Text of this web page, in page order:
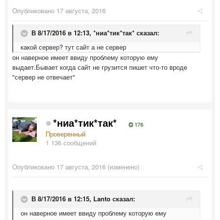
Опубликовано 17 августа, 2016
В 8/17/2016 в 12:13, *ниа*тик*так* сказал:
какой сервер? тут сайт а не сервер
он наверное имеет ввиду проблему которую ему
выдает.Бывает когда сайт не грузится пишет что-то вроде
"сервер не отвечает"
*ниа*тик*так* 176
Проверенный
1 136 сообщений
Опубликовано 17 августа, 2016 (изменено)
В 8/17/2016 в 12:15, Lanto сказал:
он наверное имеет ввиду проблему которую ему